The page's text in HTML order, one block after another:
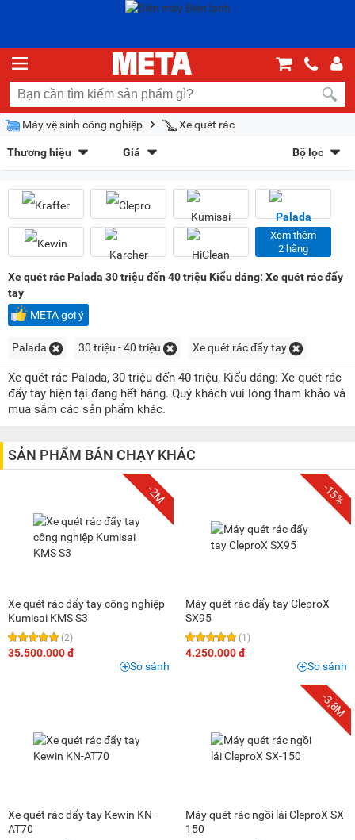
Máy vệ sinh công nghiệp Xe quét rác
Thương hiệu
Kraffer(4)
Kewin(1)
HiClean(1) Kenper(1)
Eureka - Ý(1)
Giá
Sắp xếp theo
Bán chạy nhất Giá tăng dần Giá giảm dần
Mới nhất Trả góp META gợi ý
Chọn khoảng giá
3 triệu - 5 triệu (4)
5 triệu - 8 triệu (2)
10 triệu - 15 triệu
(1)
30 triệu - 40 triệu (3)
(2)
(11)
Trên 200 triệu (7)
Bộ lọc
Xem thêm
2 hãng
Xe quét rác Palada 30 triệu đến 40 triệu Kiểu dáng: Xe quét rác đẩy
tay
META gợi ý
Palada 30 triệu - 40 triệu Xe quét rác đẩy tay
Xe quét rác Palada, 30 triệu đến 40 triệu, Kiểu dáng: Xe quét rác
đẩy tay hiện tại đang hết hàng. Quý khách vui lòng tham khảo và
mua sắm các sản phẩm khác.
SẢN PHẨM BÁN CHẠY KHÁC
-2M
Xe quét rác đẩy tay công nghiệp
Kumisai KMS S3
(2)
35.500.000 đ
So sánh
-15%
Máy quét rác đẩy tay CleproX
SX95
(1)
4.250.000 đ
So sánh
Xe quét rác đẩy tay Kewin KN-
AT70
-3,8M
Máy quét rác ngồi lái CleproX SX-
150